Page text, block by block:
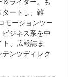
タートし、雑
モーションツー
ジネス系を中
、広報誌ま
ンツディレク